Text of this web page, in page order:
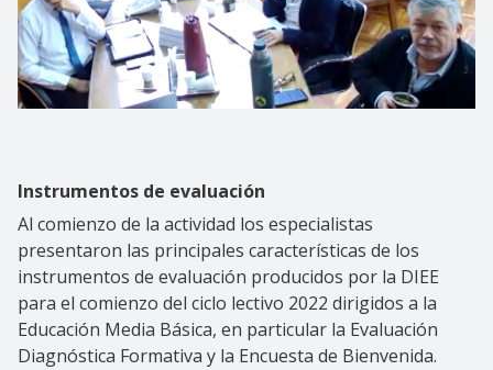
Instrumentos de evaluación
Al comienzo de la actividad los especialistas
presentaron las principales características de los
instrumentos de evaluación producidos por la DIEE
para el comienzo del ciclo lectivo 2022 dirigidos a la
Educación Media Básica, en particular la Evaluación
Diagnóstica Formativa y la Encuesta de Bienvenida.